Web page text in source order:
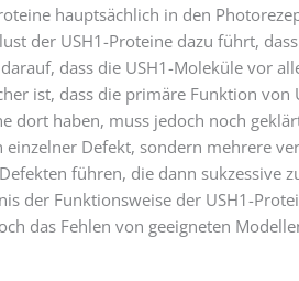
hauptsächlich in den
der USH1-Proteine dazu führt,
dass die USH1-Moleküle vor
ist, dass die primäre Funktion
dort haben, muss jedoch noch
einzelner Defekt, sondern mehrere
führen, die dann sukzessive
der Funktionsweise der USH1-
das Fehlen von geeigneten